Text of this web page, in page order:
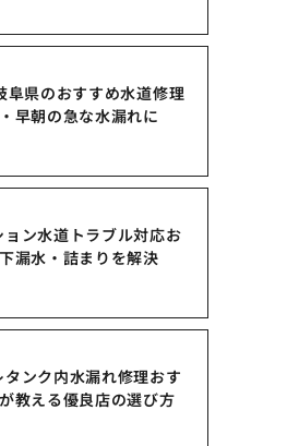
阜県のおすすめ水道修理
早朝の急な水漏れに
ン水道トラブル対応お
漏水・詰まりを解決
ンク内水漏れ修理おす
教える優良店の選び方